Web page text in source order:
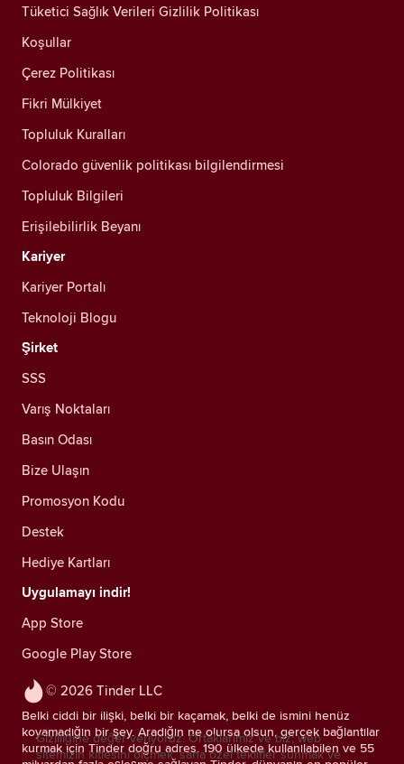
© 2026 Tinder LLC
Belki ciddi bir ilişki, belki bir kaçamak, belki de ismini henüz
koyamadığın bir şey. Aradığın ne olursa olsun, gerçek bağlantılar
kurmak için Tinder doğru adres. 190 ülkede kullanılabilen ve 55
Tüketici Sağlık Verileri Gizlilik Politikası
Koşullar
Çerez Politikası
Fikri Mülkiyet
Topluluk Kuralları
Colorado güvenlik politikası bilgilendirmesi
Topluluk Bilgileri
Erişilebilirlik Beyanı
Kariyer
Kariyer Portalı
Teknoloji Blogu
Şirket
SSS
Varış Noktaları
Basın Odası
Bize Ulaşın
Promosyon Kodu
Destek
Hediye Kartları
Uygulamayı indir!
App Store
Google Play Store
Gizliliğine değer veriyoruz. Ortaklarımız ve biz; web
sitemizin kitlesini ölçmek, sana özel teklifler sunmak ve